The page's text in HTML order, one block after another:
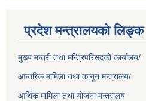
प्रदेश मन्त्रालयको लिङ्क
मुख्य मन्त्री तथा मन्त्रिपरिसदको कार्यालय/
आन्तरिक मामिला तथा कानून मन्त्रालय/
आर्थिक मामिला तथा योजना मन्त्रालय